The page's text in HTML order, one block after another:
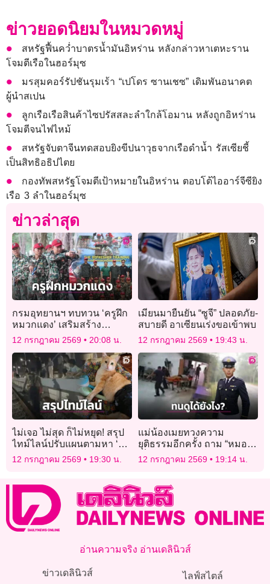
ข่าวยอดนิยมในหมวดหมู่
สหรัฐฟื้นคว่ำบาตรน้ำมันอิหร่าน หลังกล่าวหาเตหะราน
โจมตีเรือในฮอร์มุซ
มรสุมคอร์รัปชันรุมเร้า “เปโดร ซานเชซ” เดิมพันอนาคต
ผู้นำสเปน
ลูกเรือเรือสินค้าไซปรัสสละลำใกล้โอมาน หลังถูกอิหร่าน
โจมตีจนไฟไหม้
สหรัฐจับตาจีนทดสอบยิงขีปนาวุธจากเรือดำน้ำ รัสเซียชี้
เป็นสิทธิอธิปไตย
กองทัพสหรัฐโจมตีเป้าหมายในอิหร่าน ตอบโต้ไออาร์จีซียิง
เรือ 3 ลำในฮอร์มุซ
ข่าวล่าสุด
กรมอุทยานฯ ทบทวน ‘ครูฝึก
หมวกแดง’ เสริมสร้าง
ประสิทธิภาพงานลาด
ตระเวนเชิงคุณภาพ
12 กรกฎาคม 2569 20:08 น.
เมียนมายืนยัน “ซูจี” ปลอดภัย-
สบายดี อาเซียนเร่งขอเข้าพบ
12 กรกฎาคม 2569 19:43 น.
ไม่เจอ ไม่สุด ก็ไม่หยุด! สรุป
ไทม์ไลน์ปรับแผนตามหา ‘สี
ส้ม’ แมวพิการหายบนรถไฟ
12 กรกฎาคม 2569 19:30 น.
แม่น้องเมยทวงความ
ยุติธรรมอีกครั้ง ถาม “หมอ”ดู
เด็กชักตายต่อหน้าต่อตาได้ยัง
12 กรกฎาคม 2569 19:14 น.
อ่านความจริง อ่านเดลินิวส์
ข่าวเดลินิวส์ ไลฟ์สไตล์